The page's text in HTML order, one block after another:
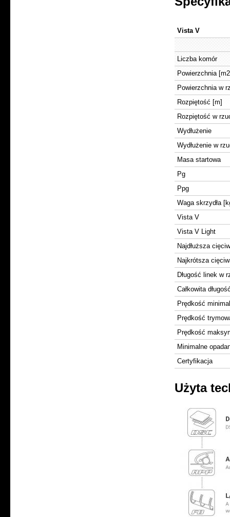
Vista V
Liczba komór
Powierzchnia
Powierzchnia w
Rozpiętość [m]
Rozpiętość w
Wydłużenie
Wydłużenie w
Masa startowa
Pg
Ppg
Waga skrzydła
Vista V
Vista V Light
Najdłuższa
Najkrótsza
Długość linek w
Całkowita
Prędkość
Prędkość
Prędkość
Minimalne
Certyfikacja
Użyta